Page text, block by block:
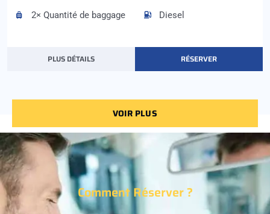
2× Quantité de baggage
Diesel
PLUS DÉTAILS RÉSERVER
VOIR PLUS
Comment Réserver ?